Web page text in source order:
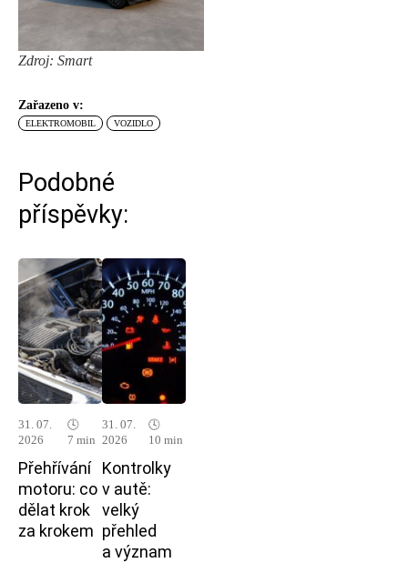
Zdroj: Smart
Zařazeno v:
ELEKTROMOBIL VOZIDLO
Podobné
příspěvky:
31. 07.
2026
🕓
7 min
Přehřívání
motoru: co
dělat krok
za krokem
31. 07.
2026
🕓
10 min
Kontrolky
v autě:
velký
přehled
a význam